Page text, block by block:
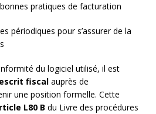
pratiques de facturation
périodiques pour s’assurer de la
du logiciel utilisé, il est
fiscal auprès de
une position formelle. Cette
L80 B du Livre des procédures